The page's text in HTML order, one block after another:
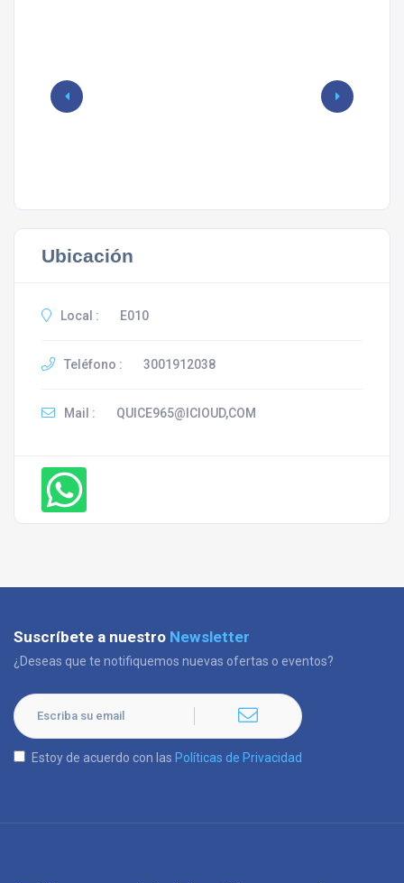
Ubicación
Local : E010
Teléfono : 3001912038
Mail : QUICE965@ICIOUD,COM
Suscríbete a nuestro Newsletter
¿Deseas que te notifiquemos nuevas ofertas o eventos?
Estoy de acuerdo con las Políticas de Privacidad